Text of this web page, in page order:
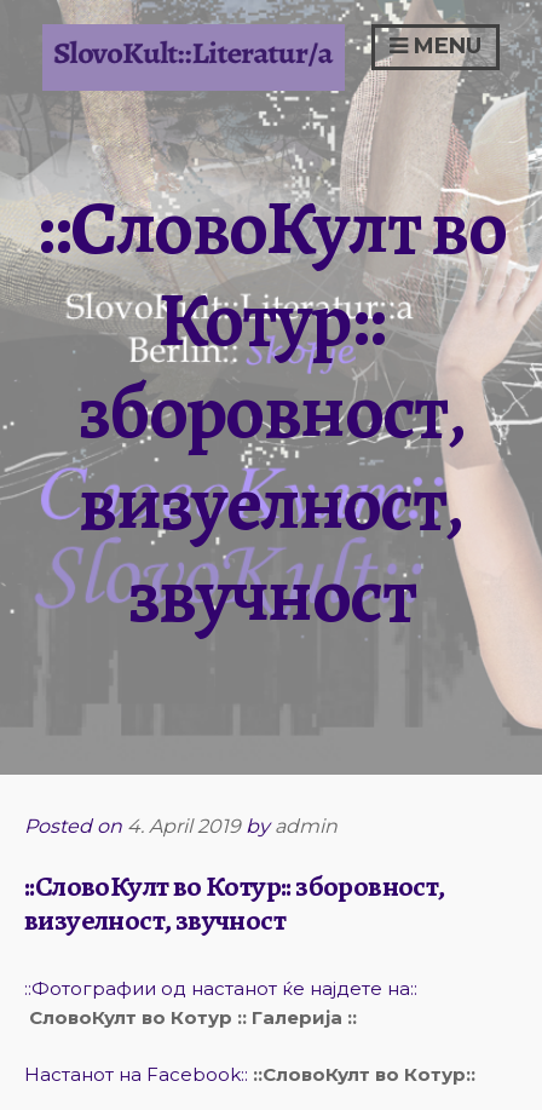
content
MENU
::СловоКулт во
Котур::
зборовност,
визуелност,
звучност
Posted on 4. April 2019byadmin
::СловоКулт во Котур:: зборовност,
визуелност, звучност
::Фотографии од настанот ќе најдете на::
СловoКулт во Котур :: Галерија ::
Настанот на Facebook:: ::СловоКулт во Котур::